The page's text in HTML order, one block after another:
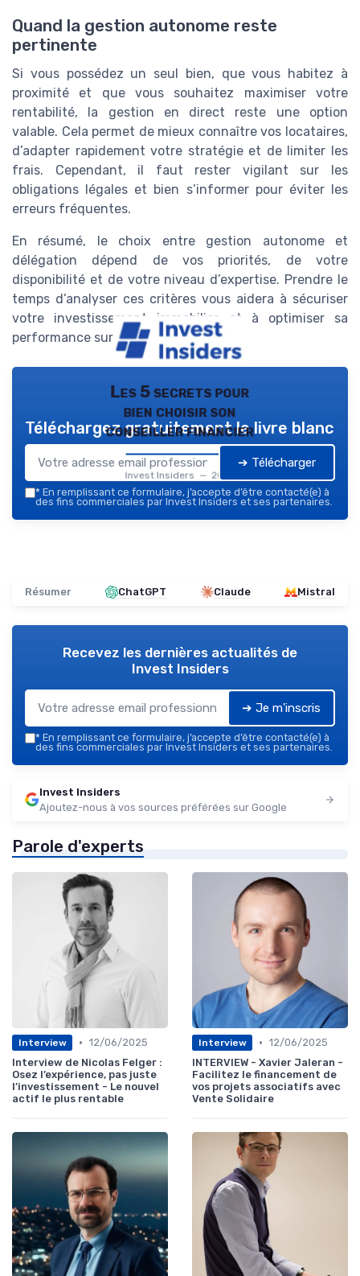
Quand la gestion autonome reste
pertinente
Si vous possédez un seul bien, que vous habitez à
proximité et que vous souhaitez maximiser votre
rentabilité, la gestion en direct reste une option
valable. Cela permet de mieux connaître vos locataires,
d’adapter rapidement votre stratégie et de limiter les
frais. Cependant, il faut rester vigilant sur les
obligations légales et bien s’informer pour éviter les
erreurs fréquentes.
En résumé, le choix entre gestion autonome et
délégation dépend de vos priorités, de votre
disponibilité et de votre niveau d’expertise. Prendre le
temps d’analyser ces critères vous aidera à sécuriser
votre investissement immobilier et à optimiser sa
performance sur le long terme.
Les 5 secrets pour
bien choisir son
conseiller financier
Invest Insiders — 2026
Téléchargez gratuitement le livre blanc
➔ Télécharger
* En remplissant ce formulaire, j’accepte d’être contacté(e) à
des fins commerciales par Invest Insiders et ses partenaires.
Résumer ChatGPT Claude Mistral
Recevez les dernières actualités de
Invest Insiders
➔ Je m'inscris
* En remplissant ce formulaire, j’accepte d’être contacté(e) à
des fins commerciales par Invest Insiders et ses partenaires.
Invest Insiders
Ajoutez-nous à vos sources préférées sur Google
Parole d'experts
Interview • 12/06/2025
Interview de Nicolas Felger :
Osez l’expérience, pas juste
l’investissement - Le nouvel
actif le plus rentable
Interview • 12/06/2025
INTERVIEW - Xavier Jaleran -
Facilitez le financement de
vos projets associatifs avec
Vente Solidaire